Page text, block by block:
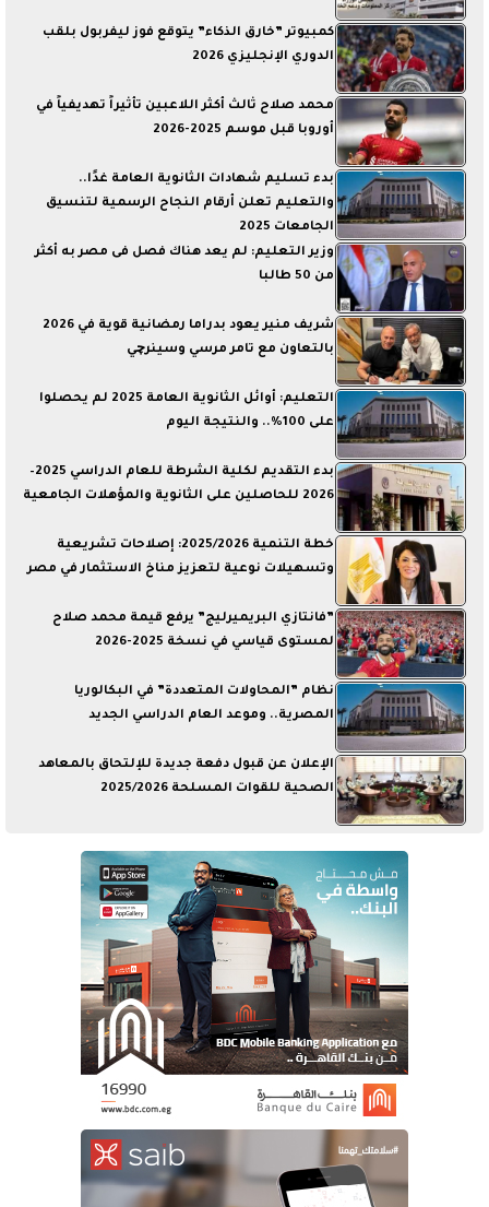
كمبيوتر ”خارق الذكاء” يتوقع فوز ليفربول بلقب
الدوري الإنجليزي 2026
محمد صلاح ثالث أكثر اللاعبين تأثيراً تهديفياً في
أوروبا قبل موسم 2025-2026
بدء تسليم شهادات الثانوية العامة غدًا..
والتعليم تعلن أرقام النجاح الرسمية لتنسيق
الجامعات 2025
وزير التعليم: لم يعد هناك فصل فى مصر به أكثر
من 50 طالبا
شريف منير يعود بدراما رمضانية قوية في 2026
بالتعاون مع تامر مرسي وسينرچي
التعليم: أوائل الثانوية العامة 2025 لم يحصلوا
على 100%.. والنتيجة اليوم
بدء التقديم لكلية الشرطة للعام الدراسي 2025–
2026 للحاصلين على الثانوية والمؤهلات الجامعية
خطة التنمية 2025/2026: إصلاحات تشريعية
وتسهيلات نوعية لتعزيز مناخ الاستثمار في مصر
”فانتازي البريميرليج” يرفع قيمة محمد صلاح
لمستوى قياسي في نسخة 2025-2026
نظام ”المحاولات المتعددة” في البكالوريا
المصرية.. وموعد العام الدراسي الجديد
الإعلان عن قبول دفعة جديدة للإلتحاق بالمعاهد
الصحية للقوات المسلحة 2025/2026